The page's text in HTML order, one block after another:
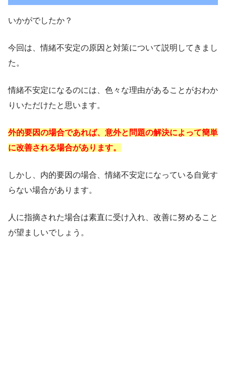
いかがでしたか？
今回は、情緒不安定の原因と対策について説明してきまし
た。
情緒不安定になるのには、色々な理由があることがおわか
りいただけたと思います。
外的要因の場合であれば、意外と問題の解決によって簡単
に改善される場合があります。
しかし、内的要因の場合、情緒不安定になっている自覚す
らない場合があります。
人に指摘された場合は素直に受け入れ、改善に努めること
が望ましいでしょう。